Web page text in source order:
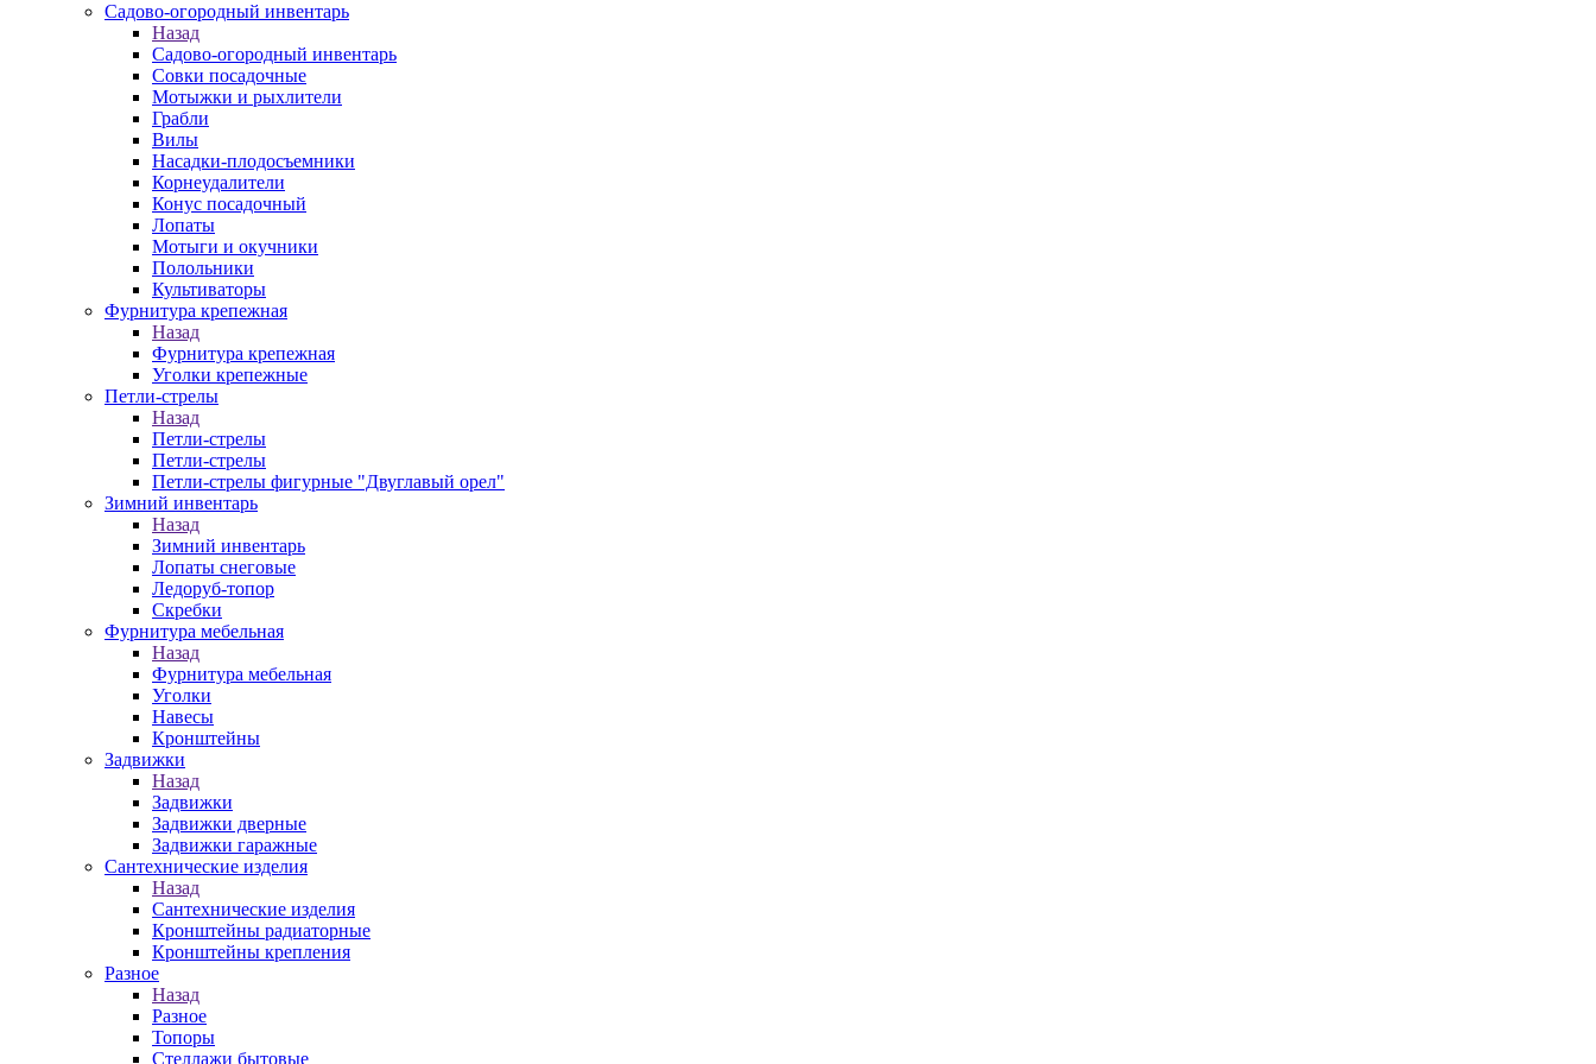
Садово-огородный инвентарь
Назад
Садово-огородный инвентарь
Совки посадочные
Мотыжки и рыхлители
Грабли
Вилы
Насадки-плодосъемники
Корнеудалители
Конус посадочный
Лопаты
Мотыги и окучники
Полольники
Культиваторы
Фурнитура крепежная
Назад
Фурнитура крепежная
Уголки крепежные
Петли-стрелы
Назад
Петли-стрелы
Петли-стрелы
Петли-стрелы фигурные "Двуглавый орел"
Зимний инвентарь
Назад
Зимний инвентарь
Лопаты снеговые
Ледоруб-топор
Скребки
Фурнитура мебельная
Назад
Фурнитура мебельная
Уголки
Навесы
Кронштейны
Задвижки
Назад
Задвижки
Задвижки дверные
Задвижки гаражные
Сантехнические изделия
Назад
Сантехнические изделия
Кронштейны радиаторные
Кронштейны крепления
Разное
Назад
Разное
Топоры
Стеллажи бытовые